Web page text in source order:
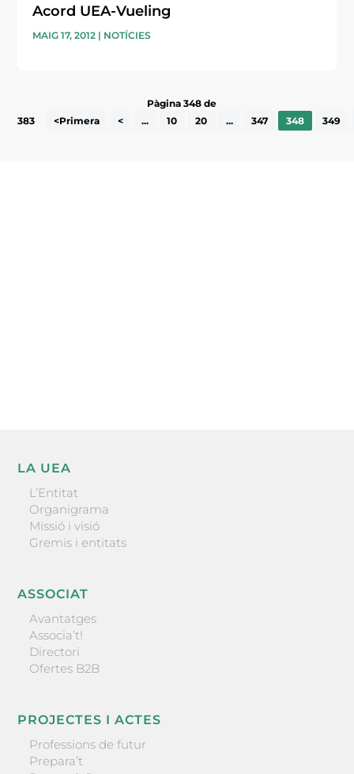
Acord UEA-Vueling
MAIG 17, 2012 | NOTÍCIES
Pàgina 348 de
383
<Primera < ... 10 20 ... 347 348 349
LA UEA
L’Entitat
Organigrama
Missió i visió
Gremis i entitats
ASSOCIAT
Avantatges
Associa’t!
Directori
Ofertes B2B
PROJECTES I ACTES
Professions de futur
Prepara’t